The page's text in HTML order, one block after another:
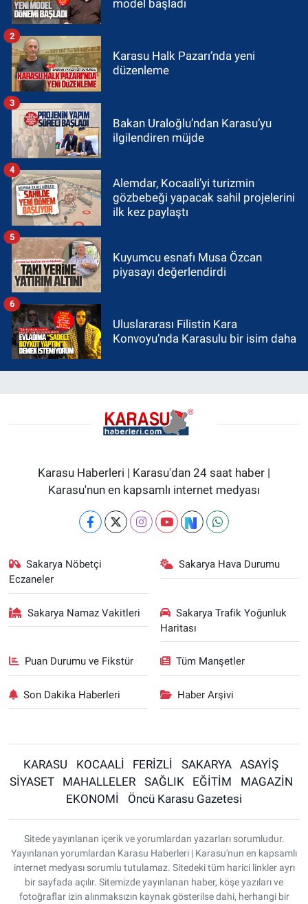
model başladı
Karasu Halk Pazarı’nda yeni
düzenleme
2
Bakan Uraloğlu’ndan Karasu’yu
ilgilendiren müjde
3
Alemdar, Kocaali’yi turizmin
gözbebeği yapacak sahil projelerini
ilk kez paylaştı
4
Kuyumcu esnafı Musa Özcan
piyasayı değerlendirdi
5
Uluslararası Filistin Kara
Konvoyu’nda Karasulu bir isim daha
6
Karasu Haberleri | Karasu'dan 24 saat haber |
Karasu'nun en kapsamlı internet medyası
Sakarya Nöbetçi
Eczaneler
Sakarya Hava Durumu
Sakarya Namaz Vakitleri
Sakarya Trafik Yoğunluk
Haritası
Puan Durumu ve Fikstür Tüm Manşetler
Son Dakika Haberleri Haber Arşivi
KARASU KOCAALİ FERİZLİ SAKARYA
ASAYİŞ
SİYASET
MAHALLELER SAĞLIK EĞİTİM
MAGAZİN
EKONOMİ
Öncü Karasu Gazetesi
Sitede yayınlanan içerik ve yorumlardan yazarları sorumludur.
Yayınlanan yorumlardan Karasu Haberleri | Karasu'nun en kapsamlı
internet medyası sorumlu tutulamaz. Sitedeki tüm harici linkler ayrı
bir sayfada açılır. Sitemizde yayınlanan haber, köşe yazıları ve
fotoğraflar izin alınmaksızın kaynak gösterilse dahi, herhangi bir